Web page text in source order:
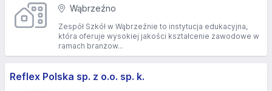
Wąbrzeźno
Zespół Szkół w Wąbrzeźnie to instytucja edukacyjna,
która oferuje wysokiej jakości kształcenie zawodowe w
ramach branżow...
Reflex Polska sp. z o.o. sp. k.